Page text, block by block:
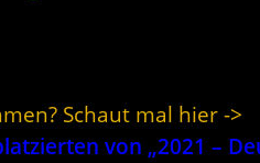
Schaut mal hier ->
von „2021 –